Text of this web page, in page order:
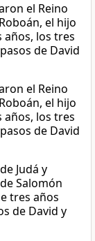
el Reino
el hijo
los tres
de David
el Reino
el hijo
los tres
de David
Judá y
Salomón
tres años
de David y